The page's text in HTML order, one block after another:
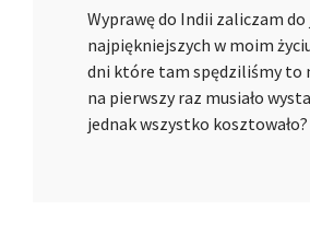
Wyprawę do Indii zaliczam do
najpiękniejszych w moim
dni które tam spędziliśmy to
na pierwszy raz musiało
jednak wszystko kosztowało?